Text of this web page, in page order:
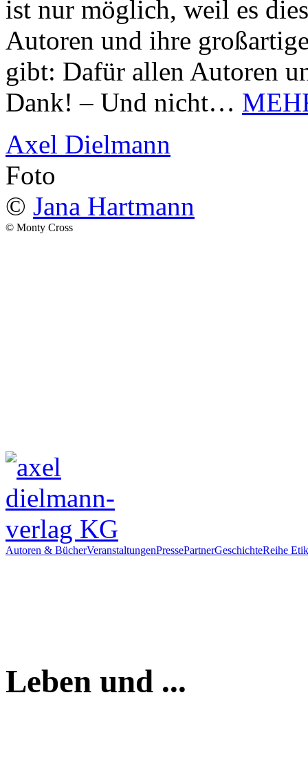
ist nur möglich, weil es
Autoren und ihre
gibt: Dafür allen Autoren
Dank! – Und nicht…
Axel Dielmann
Foto
© Jana Hartmann
© Monty Cross
Autoren & BücherVeranstaltungenPressePartnerGeschichteReihe
Leben und ...